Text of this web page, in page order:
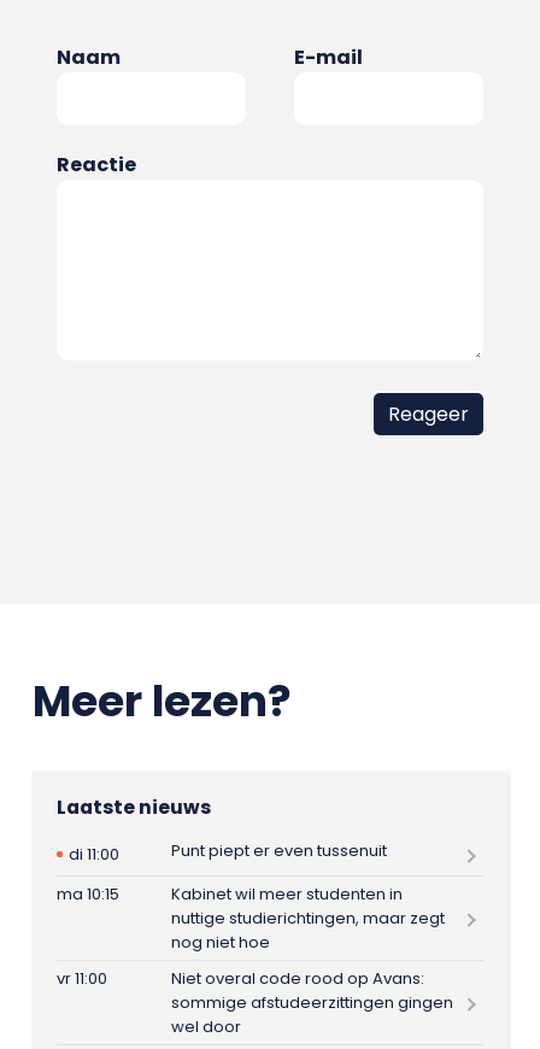
Naam E-mail
Reactie
Meer lezen?
Laatste nieuws
di 11:00
Punt piept er even tussenuit
ma 10:15
Kabinet wil meer studenten in
nuttige studierichtingen, maar zegt
nog niet hoe
vr 11:00
Niet overal code rood op Avans:
sommige afstudeerzittingen gingen
wel door